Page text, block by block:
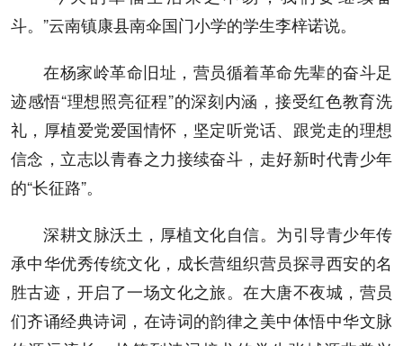
斗。”云南镇康县南伞国门小学的学生李梓诺说。
在杨家岭革命旧址，营员循着革命先辈的奋斗足
迹感悟“理想照亮征程”的深刻内涵，接受红色教育洗
礼，厚植爱党爱国情怀，坚定听党话、跟党走的理想
信念，立志以青春之力接续奋斗，走好新时代青少年
的“长征路”。
深耕文脉沃土，厚植文化自信。为引导青少年传
承中华优秀传统文化，成长营组织营员探寻西安的名
胜古迹，开启了一场文化之旅。在大唐不夜城，营员
们齐诵经典诗词，在诗词的韵律之美中体悟中华文脉